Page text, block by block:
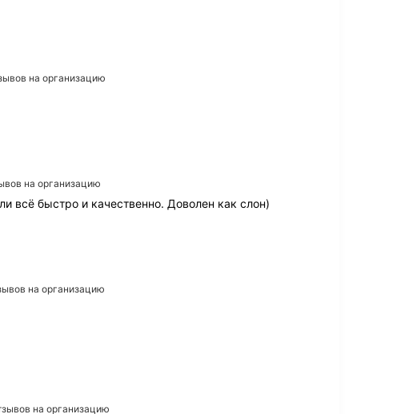
на организацию
на организацию
всё быстро и качественно. Доволен как слон)
на организацию
на организацию